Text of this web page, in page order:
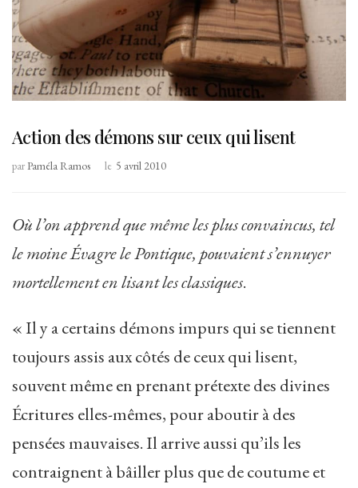
Action des démons sur ceux qui lisent
parPaméla Ramos le 5 avril 2010
Où l’on apprend que même les plus convaincus, tel
le moine Évagre le Pontique, pouvaient s’ennuyer
mortellement en lisant les classiques.
« Il y a certains démons impurs qui se tiennent
toujours assis aux côtés de ceux qui lisent,
souvent même en prenant prétexte des divines
Écritures elles-mêmes, pour aboutir à des
pensées mauvaises. Il arrive aussi qu’ils les
contraignent à bâiller plus que de coutume et